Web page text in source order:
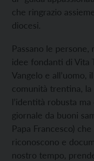
che ringrazio
diocesi.
Passano le
idee fondanti di Vita
Vangelo e all’uomo,
comunità trentina, la
l’identità robusta
giornale da buoni
Papa Francesco)
riconoscono e
nostro tempo,